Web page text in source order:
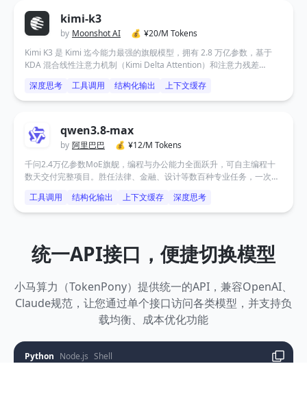
kimi-k3
by Moonshot AI 💰 ¥20/M Tokens
Kimi K3 是 Kimi 迄今能力最强的旗舰模型，拥有 2.8 万亿参数，基于
KDA 混合线性注意力机制（Kimi Delta Attention）和注意力残差
token 上下文窗口。它是全球首个开源的 3 万亿级别模型，面向长程编
程、知识工作和推理等前沿智能场景而设计。
深度思考 工具调用 结构化输出 上下文缓存
qwen3.8-max
by 阿里巴巴 💰 ¥12/M Tokens
千问2.4万亿参数MoE旗舰，编程与办公能力全面跃升，可自主编程十
数天交付完整项目。胜任法律、金融、设计等数百种专业任务，一次对
程，支持超长文档与长视频的深度语义解析。长程任务中自主规划与闭
环迭代，持续进化。
工具调用 结构化输出 上下文缓存 深度思考
统一API接口，便捷切换模型
小马算力（TokenPony）提供统一的API，兼容OpenAI、
Claude规范，让您通过单个接口访问各类模型，并支持负
载均衡、成本优化功能
Python Node.js Shell